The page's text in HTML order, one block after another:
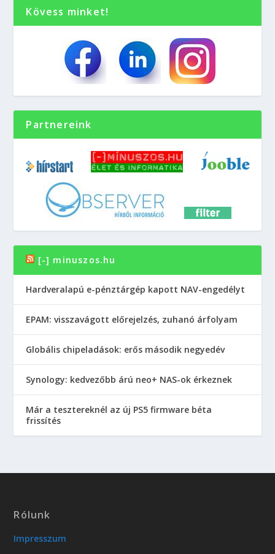
Kövess minket!
Partnereink
[-] minuszos.hu
Hardveralapú e-pénztárgép kapott NAV-engedélyt
EPAM: visszavágott előrejelzés, zuhanó árfolyam
Globális chipeladások: erős második negyedév
Synology: kedvezőbb árú neo+ NAS-ok érkeznek
Már a tesztereknél az új PS5 firmware béta
frissítés
Rólunk
Impresszum